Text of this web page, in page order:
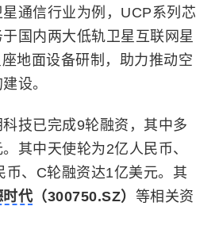
通信行业为例，UCP系列芯
国内两大低轨卫星互联网星
地面设备研制，助力推动空
设。
技已完成9轮融资，其中多
其中天使轮为2亿人民币、
币、C轮融资达1亿美元。其
时代（300750.SZ） 等相关资